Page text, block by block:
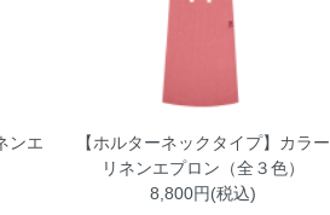
ンエ
【ホルターネックタイプ】カラー
リネンエプロン（全３色）
8,800円(税込)